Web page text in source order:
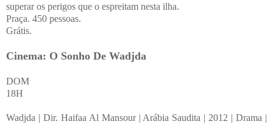
superar os perigos que o espreitam nesta ilha.
Praça. 450 pessoas.
Grátis.
Cinema: O Sonho De Wadjda
DOM
18H
Wadjda | Dir. Haifaa Al Mansour | Arábia Saudita | 2012 | Drama |